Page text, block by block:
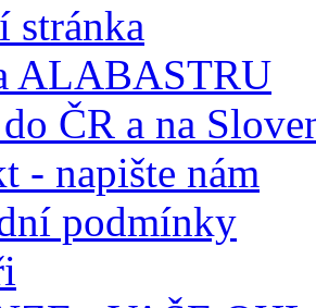
stránka
ALABASTRU
ČR a na
- napište nám
podmínky